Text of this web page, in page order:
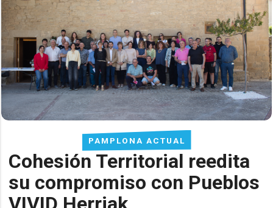
PAMPLONA ACTUAL
Cohesión Territorial reedita
su compromiso con Pueblos